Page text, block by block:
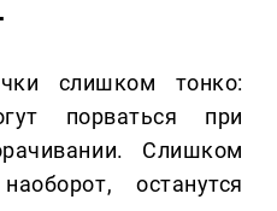
слишком тонко:
порваться при
Слишком
останутся